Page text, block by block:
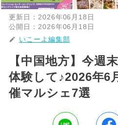
更新日： 2026年06月18日
公開日： 2026年06月18日
いこーよ編集部
【中国地方】今週
体験して♪2026年6
催マルシェ7選